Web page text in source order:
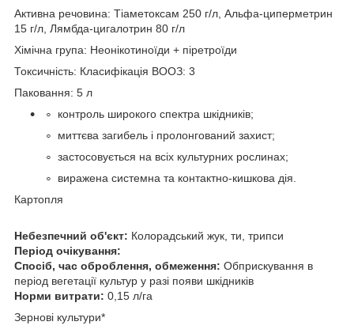
Активна речовина: Тіаметоксам 250 г/л, Альфа-циперметрин
15 г/л, Лямбда-цигалотрин 80 г/л
Хімічна група: Неонікотиноїди + піретроїди
Токсичність: Класифікація ВООЗ: 3
Паковання: 5 л
контроль широкого спектра шкідників;
миттєва загибель і пролонгований захист;
застосовується на всіх культурних рослинах;
виражена системна та контактно-кишкова дія.
Картопля
Небезпечний об'єкт: Колорадський жук, ти, трипси
Період очікування:
Спосіб, час оброблення, обмеження: Обприскування в
період вегетації культур у разі появи шкідників
Норми витрати: 0,15 л/га
Зернові культури*